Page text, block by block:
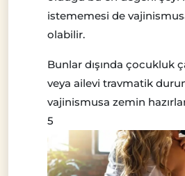
istememesi de
olabilir.
Bunlar dışında çocukluk
veya ailevi travmatik
vajinismusa zemin
5